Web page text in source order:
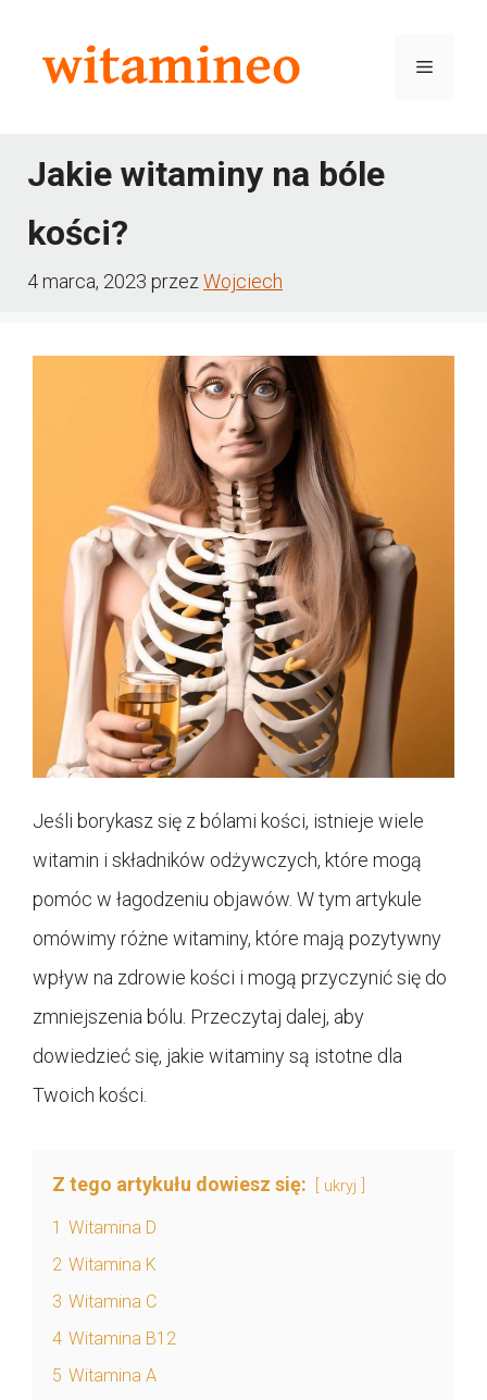
Menu
Jakie witaminy na bóle
kości?
4 marca, 2023 przezWojciech
Jeśli borykasz się z bólami kości, istnieje wiele
witamin i składników odżywczych, które mogą
pomóc w łagodzeniu objawów. W tym artykule
omówimy różne witaminy, które mają pozytywny
wpływ na zdrowie kości i mogą przyczynić się do
zmniejszenia bólu. Przeczytaj dalej, aby
dowiedzieć się, jakie witaminy są istotne dla
Twoich kości.
Z tego artykułu dowiesz się: ukryj
1 Witamina D
2 Witamina K
3 Witamina C
4 Witamina B12
5 Witamina A